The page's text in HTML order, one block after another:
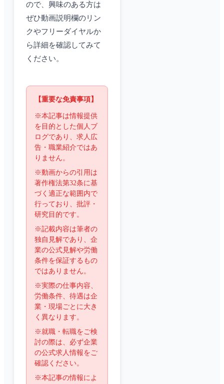
ので、興味のある方は
ぜひ動画説明欄のリン
クやフリーダイヤルか
ら詳細を確認してみて
ください。
【重要な免責事項】
※本記事は情報提供
を目的とした個人ブ
ログであり、求人広
告・職業紹介ではあ
りません。
※動画からの引用は
著作権法第32条に基
づく適正な範囲内で
行っており、批評・
研究目的です。
※記載内容は筆者の
独自見解であり、企
業の公式見解や労働
条件を保証するもの
ではありません。
※実際の仕事内容、
労働条件、待遇は企
業・現場ごとに大き
く異なります。
※就職・転職をご検
討の際は、必ず企業
の公式求人情報をご
確認ください。
※本記事の情報によ